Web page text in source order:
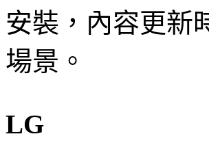
安裝，內容更新
場景。
LG